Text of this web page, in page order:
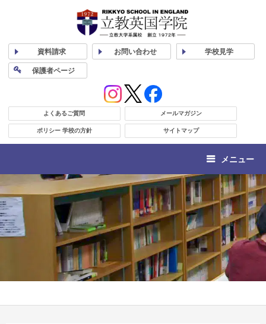
資料請求 お問い合わせ 学校見学
保護者ページ
よくあるご質問 メールマガジン
ポリシー 学校の方針 サイトマップ
メニュー